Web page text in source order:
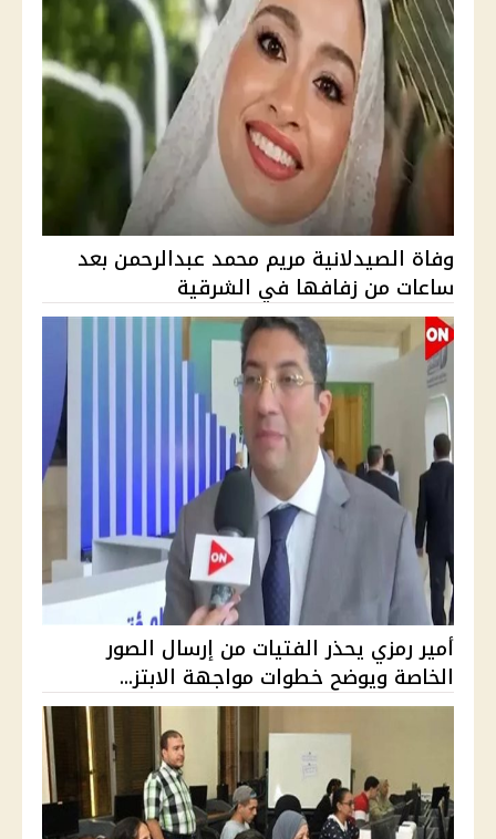
وفاة الصيدلانية مريم محمد عبدالرحمن بعد
ساعات من زفافها في الشرقية
أمير رمزي يحذر الفتيات من إرسال الصور
الخاصة ويوضح خطوات مواجهة الابتز...